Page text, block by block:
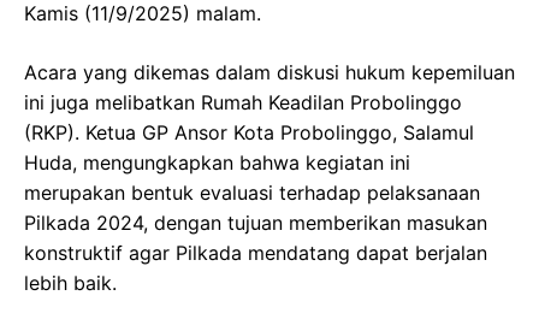
Kamis (11/9/2025) malam.
Acara yang dikemas dalam diskusi hukum kepemiluan
ini juga melibatkan Rumah Keadilan Probolinggo
(RKP). Ketua GP Ansor Kota Probolinggo, Salamul
Huda, mengungkapkan bahwa kegiatan ini
merupakan bentuk evaluasi terhadap pelaksanaan
Pilkada 2024, dengan tujuan memberikan masukan
konstruktif agar Pilkada mendatang dapat berjalan
lebih baik.